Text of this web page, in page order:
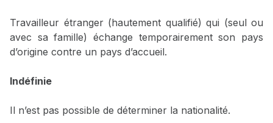
Travailleur étranger (hautement qualifié) qui (seul ou
avec sa famille) échange temporairement son pays
d’origine contre un pays d’accueil.
Indéfinie
Il n’est pas possible de déterminer la nationalité.